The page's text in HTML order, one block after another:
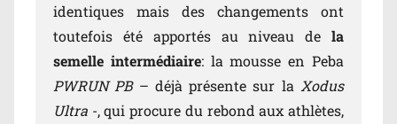
identiques mais des changements ont
toutefois été apportés au niveau de la
semelle intermédiaire: la mousse en Peba
PWRUN PB– déjà présente sur la Xodus
Ultra -, qui procure du rebond aux athlètes,